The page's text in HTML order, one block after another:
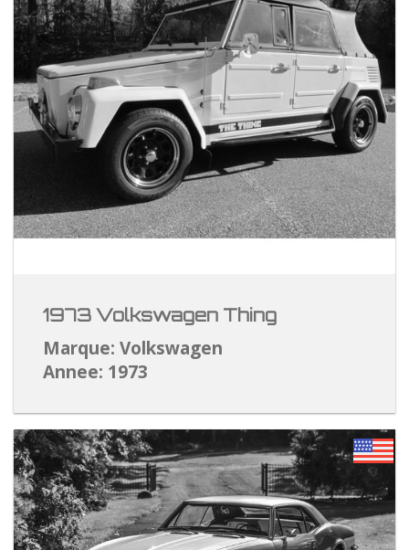
1973 Volkswagen Thing
Marque: Volkswagen
Annee: 1973